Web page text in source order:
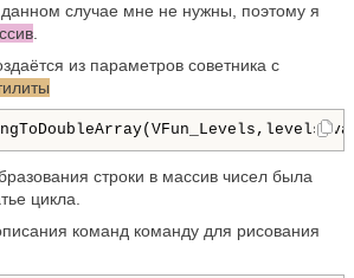
случае мне не нужны, поэтому я
из параметров советника с
строки в массив чисел была
цикла.
команд команду для рисования